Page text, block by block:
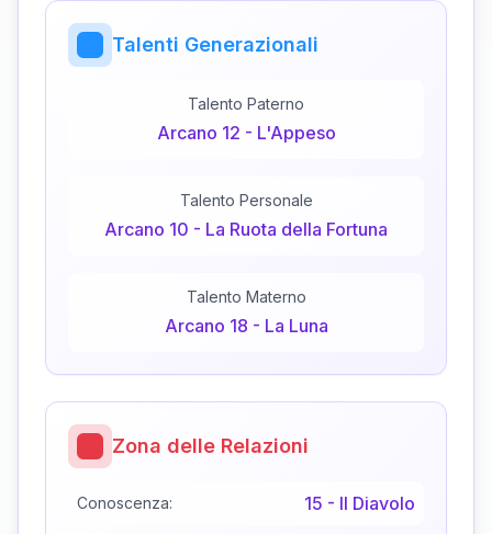
Talenti Generazionali
Talento Paterno
Arcano 12 - L'Appeso
Talento Personale
Arcano 10 - La Ruota della Fortuna
Talento Materno
Arcano 18 - La Luna
Zona delle Relazioni
Conoscenza: 15 - Il Diavolo